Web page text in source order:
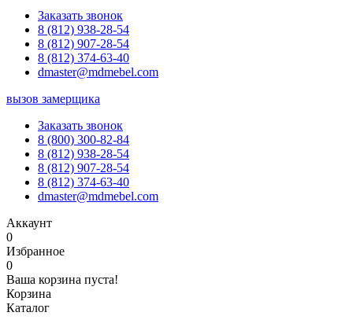
Заказать звонок
8 (812) 938-28-54
8 (812) 907-28-54
8 (812) 374-63-40
dmaster@mdmebel.com
вызов замерщика
Заказать звонок
8 (800) 300-82-84
8 (812) 938-28-54
8 (812) 907-28-54
8 (812) 374-63-40
dmaster@mdmebel.com
Аккаунт
0
Избранное
0
Ваша корзина пуста!
Корзина
Каталог